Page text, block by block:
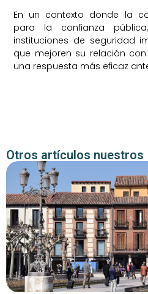
En un contexto donde la
para la confianza
instituciones de seguridad
que mejoren su relación
una respuesta más eficaz
Otros artículos nuestros